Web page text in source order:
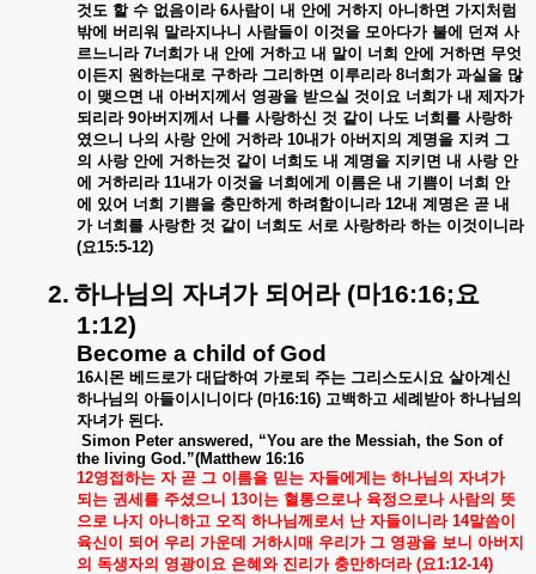
것도 할 수 없음이라6사람이 내 안에 거하지 아니하면 가지처럼
밖에 버리워 말라지나니 사람들이 이것을 모아다가 불에 던져 사
르느니라7너희가 내 안에 거하고 내 말이 너희 안에 거하면 무엇
이든지 원하는대로 구하라 그리하면 이루리라8너희가 과실을 많
이
맺으면 내 아버지께서 영광을 받으실 것이요 너희가 내 제자가
되리라9아버지께서 나를 사랑하신 것 같이 나도 너희를 사랑하
였으니 나의 사랑 안에 거하라10내가 아버지의 계명을 지켜 그
의 사랑 안에 거하는것 같이 너희도 내 계명을 지키면 내 사랑 안
에 거하리라11내가 이것을 너희에게 이름은 내 기쁨이 너희 안
에 있어 너희 기쁨을 충만하게 하려함이니라12내 계명은 곧 내
가 너희를 사랑한 것 같이 너희도 서로 사랑하라 하는 이것이니라
(요15:5-12)
2. 하나님의 자녀가 되어라 (마16:16;요
1:12)
Become a child of God
16시몬 베드로가 대답하여 가로되 주는 그리스도시요 살아계신
하나님의 아들이시니이다(마16:16) 고백하고 세례받아 하나님의
자녀가 된다.
Simon Peter answered, “You are the Messiah, the Son of
the living God.”(Matthew 16:16
12영접하는 자 곧 그 이름을 믿는 자들에게는 하나님의 자녀가
되는 권세를 주셨으니 13이는 혈통으로나 육정으로나 사람의 뜻
으로 나지 아니하고 오직 하나님께로서 난 자들이니라14말씀이
육신이
되어 우리 가운데 거하시매 우리가 그 영광을 보니 아버지
의 독생자의 영광이요 은혜와 진리가 충만하더라 (요1:12-14)